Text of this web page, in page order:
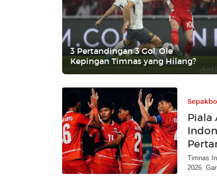
3 Pertandingan 3 Gol, Ole
Kepingan Timnas yang Hilang?
Piala
Timnas
2026.